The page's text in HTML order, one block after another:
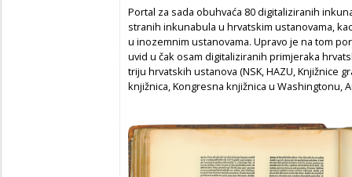
Portal za sada obuhvaća 80 digitaliziranih
stranih inkunabula u hrvatskim ustanovama,
u inozemnim ustanovama. Upravo je na tom
uvid u čak osam digitaliziranih primjeraka
triju hrvatskih ustanova (NSK, HAZU, Knjižnice
knjižnica, Kongresna knjižnica u Washingtonu,